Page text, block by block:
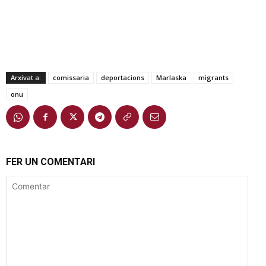
Arxivat a: comissaria deportacions Marlaska
migrants
onu
FER UN COMENTARI